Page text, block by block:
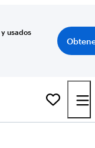
usados